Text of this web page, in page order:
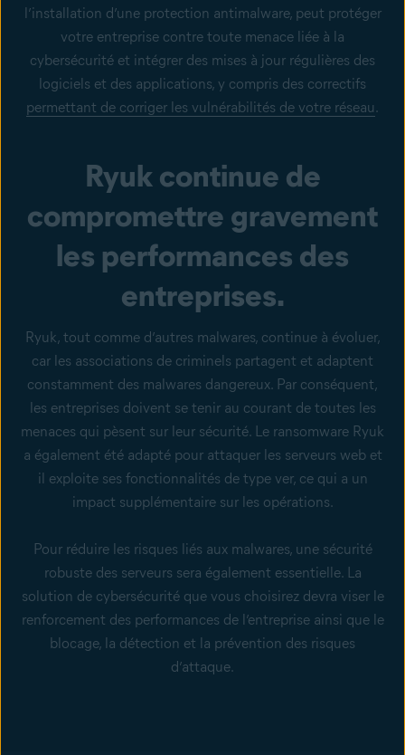
l’installation d’une protection antimalware, peut protéger
votre entreprise contre toute menace liée à la
cybersécurité et intégrer des mises à jour régulières des
logiciels et des applications, y compris des correctifs
permettant de corriger les vulnérabilités de votre réseau.
Ryuk continue de
compromettre gravement
les performances des
entreprises.
Ryuk, tout comme d’autres malwares, continue à évoluer,
car les associations de criminels partagent et adaptent
constamment des malwares dangereux. Par conséquent,
les entreprises doivent se tenir au courant de toutes les
menaces qui pèsent sur leur sécurité. Le ransomware Ryuk
a également été adapté pour attaquer les serveurs web et
il exploite ses fonctionnalités de type ver, ce qui a un
impact supplémentaire sur les opérations.
Pour réduire les risques liés aux malwares, une sécurité
robuste des serveurs sera également essentielle. La
solution de cybersécurité que vous choisirez devra viser le
renforcement des performances de l’entreprise ainsi que le
blocage, la détection et la prévention des risques
d’attaque.